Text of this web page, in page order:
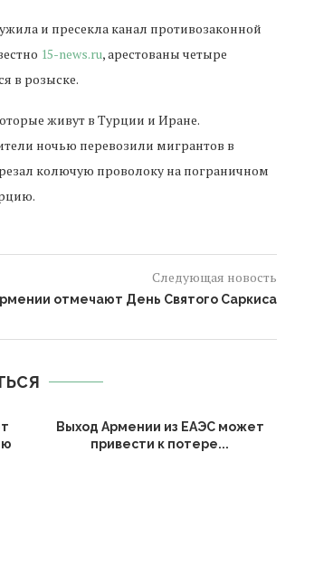
и пресекла канал противозаконной
15-news.ru, арестованы четыре
в розыске.
живут в Турции и Иране.
ночью перевозили мигрантов в
колючую проволоку на пограничном
Следующая новость
отмечают День Святого Саркиса
Выход Армении из ЕАЭС может
привести к потере...